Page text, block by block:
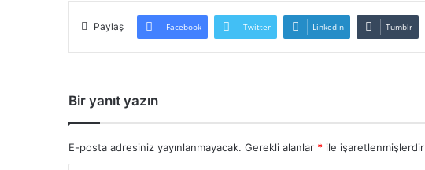
Paylaş Facebook Twitter LinkedIn Tumblr
Bir yanıt yazın
E-posta adresiniz yayınlanmayacak. Gerekli alanlar * ile işaretlenmişlerdir